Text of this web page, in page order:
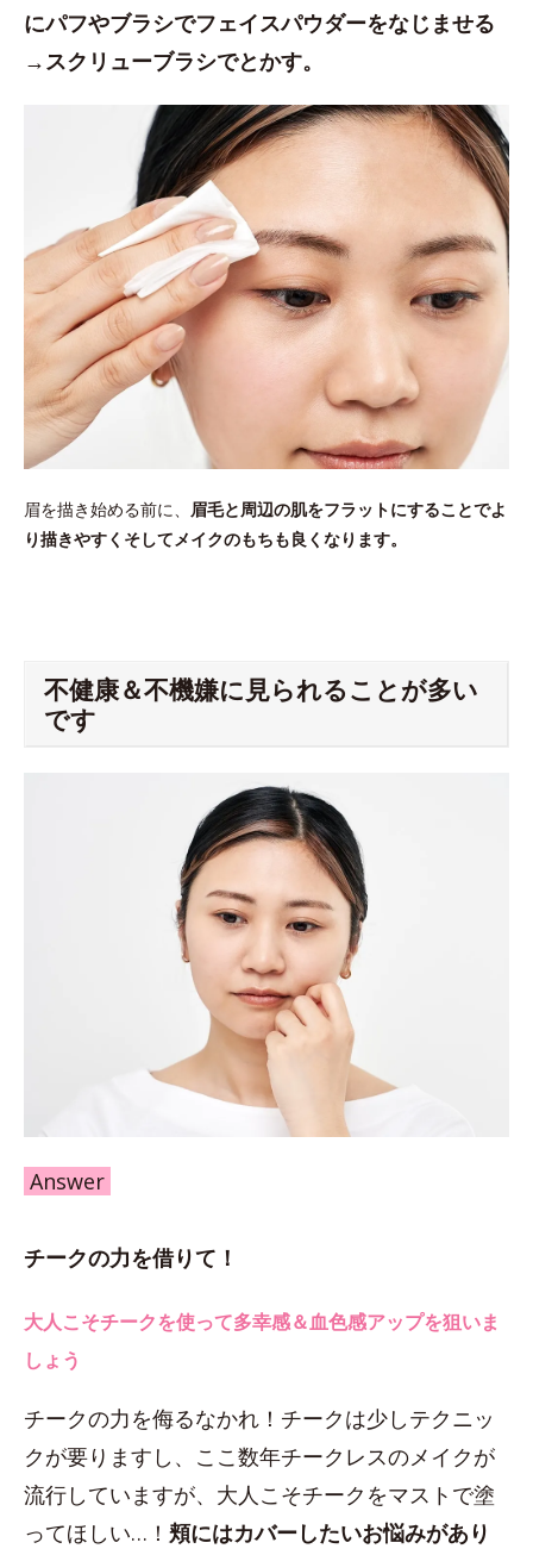
にパフやブラシでフェイスパウダーをなじませる
→スクリューブラシでとかす。
眉を描き始める前に、 眉毛と周辺の肌をフラットにすることでよ
り描きやすくそしてメイクのもちも良くなります。
不健康＆不機嫌に見られることが多い
です
Answer
チークの力を借りて！
大人こそチークを使って多幸感＆血色感アップを狙いま
しょう
チークの力を侮るなかれ！チークは少しテクニッ
クが要りますし、ここ数年チークレスのメイクが
流行していますが、大人こそチークをマストで塗
ってほしい…！ 頬にはカバーしたいお悩みがあり